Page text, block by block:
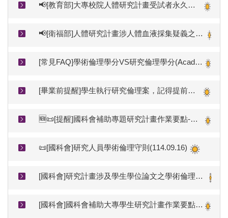
📢[教育部]大專校院人體研究計畫受試者永久單一申訴窗口(申訴專線與陳情表)
📢[衛福部]人體研究計畫涉人體血液採集疑義之說明(衛部醫字第1141666600號)。🚨應由[接受相關抽血訓練]+[具有效期間執業執照]之醫事人員為之
[常見FAQ]學術倫理學分VS研究倫理學分(Academic Ethics Credits vs. Research Ethics Credits)
[畢業前提醒]學生執行研究倫理案，記得提前完成結案審查才能順利離校
🆕📜[提醒]國科會補助專題研究計畫作業要點-有關REC核准文件的規範(115.04.10修正生效)
📜[國科會]研究人員學術倫理守則(114.09.16)
[國科會]研究計畫涉及學生學位論文之學術倫理參考指引(112.06.16) Best Practice Guide on Academic Ethics for Research Projects Involving Students’ Degree Theses and Dissertations by the National Science and Technology Council
[國科會]國科會補助大專學生研究計畫作業要點(113.11.01更新)-需檢附6小時學術倫理時數